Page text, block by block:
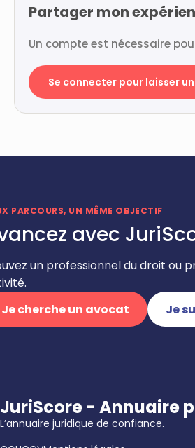
Partager mon
Un compte est nécessaire
Se connecter pour laisser
PARCOURS, UN MÊME OBJECTIF
avec
un professionnel du droit ou
Je cherche un avocat
Je
JuriScore - Annuaire
L’annuaire juridique de confiance.